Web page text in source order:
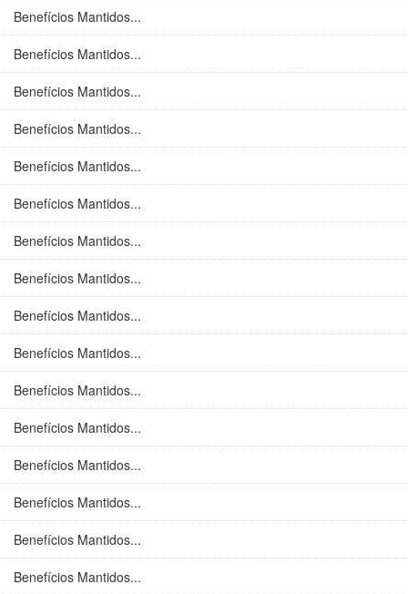
Benefícios Mantidos...
Benefícios Mantidos...
Benefícios Mantidos...
Benefícios Mantidos...
Benefícios Mantidos...
Benefícios Mantidos...
Benefícios Mantidos...
Benefícios Mantidos...
Benefícios Mantidos...
Benefícios Mantidos...
Benefícios Mantidos...
Benefícios Mantidos...
Benefícios Mantidos...
Benefícios Mantidos...
Benefícios Mantidos...
Benefícios Mantidos...